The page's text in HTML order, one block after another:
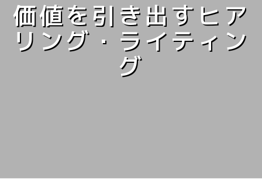
価値を引き出すヒア
リング・ライティン
グ